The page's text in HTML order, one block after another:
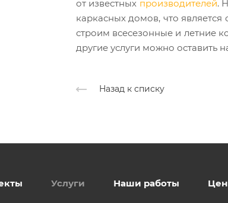
от известных производителей.
каркасных домов, что
строим всесезонные и летние
другие услуги можно оставить
Назад к списку
Услуги Наши работы